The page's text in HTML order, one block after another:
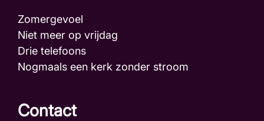
Zomergevoel
Niet meer op vrijdag
Drie telefoons
Nogmaals een kerk zonder stroom
Contact